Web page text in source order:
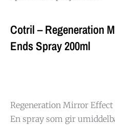
Cotril – Regeneration
Ends Spray 200ml
Regeneration Mirror Effect
En spray som gir